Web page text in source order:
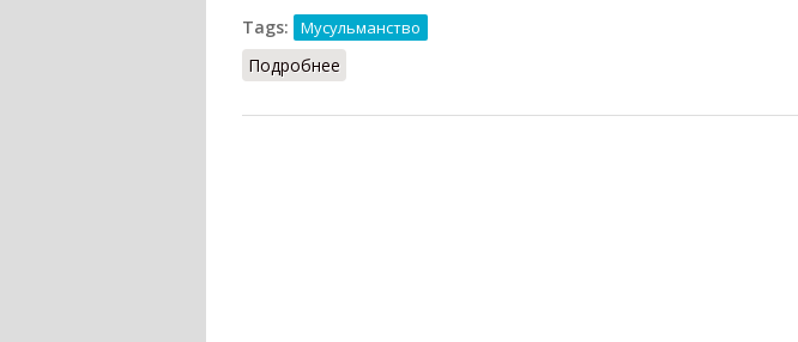
Tags:
Мусульманство
Подробнее